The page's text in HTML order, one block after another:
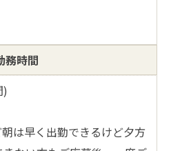
務時間
は早く出勤できるけど夕方